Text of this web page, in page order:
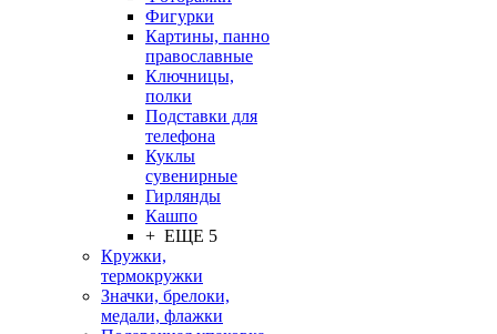
Фигурки
Картины, панно
православные
Ключницы,
полки
Подставки для
телефона
Куклы
сувенирные
Гирлянды
Кашпо
+ ЕЩЕ 5
Кружки,
термокружки
Значки, брелоки,
медали, флажки